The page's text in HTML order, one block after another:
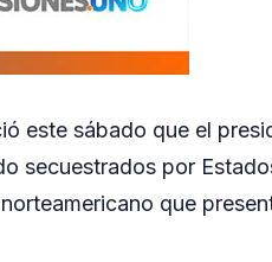
este sábado que el
secuestrados por
que